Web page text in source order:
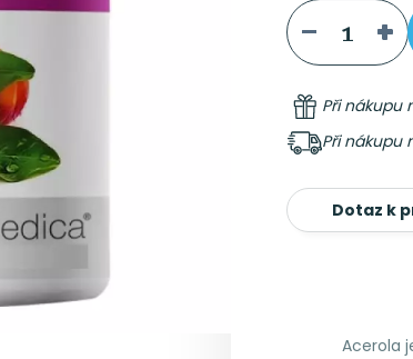
Při nákupu
Při nákupu
Dotaz k
Acerola